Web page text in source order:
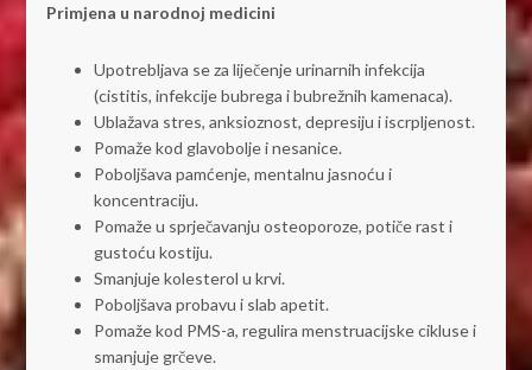
Primjena u narodnoj medicini
Upotrebljava se za liječenje urinarnih infekcija
(cistitis, infekcije bubrega i bubrežnih kamenaca).
Ublažava stres, anksioznost, depresiju i iscrpljenost.
Pomaže kod glavobolje i nesanice.
Poboljšava pamćenje, mentalnu jasnoću i
koncentraciju.
Pomaže u sprječavanju osteoporoze, potiče rast i
gustoću kostiju.
Smanjuje kolesterol u krvi.
Poboljšava probavu i slab apetit.
Pomaže kod PMS-a, regulira menstruacijske cikluse i
smanjuje grčeve.